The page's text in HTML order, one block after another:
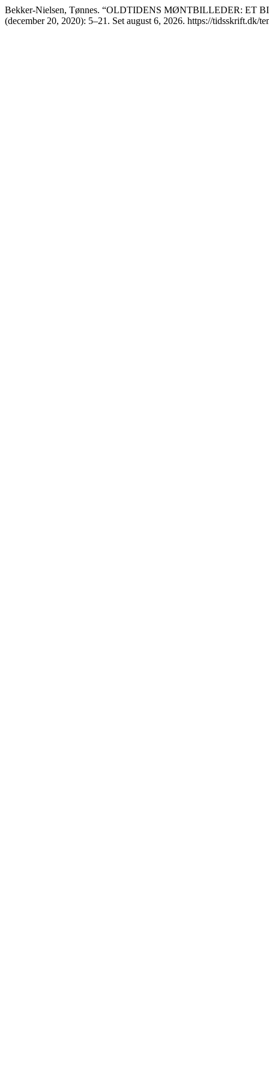
Bekker-Nielsen, Tønnes. “OLDTIDENS MØNTBILLEDER: ET
(december 20, 2020): 5–21. Set august 6, 2026. https://tidsskrift.dk/